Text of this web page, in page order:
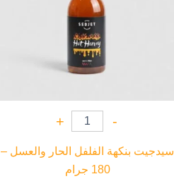
-
+
سيدجيت بنكهة الفلفل الحار والعسل –
180 جرام